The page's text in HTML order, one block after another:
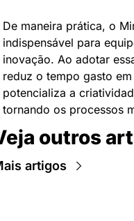
De maneira prática, o
indispensável para
inovação. Ao adotar
reduz o tempo gasto
potencializa a
tornando os processos
outros
artigos